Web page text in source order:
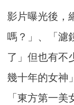
影片曝光後，
嗎？」、「濾
了」但也有不
幾十年的女神
「東方第一美